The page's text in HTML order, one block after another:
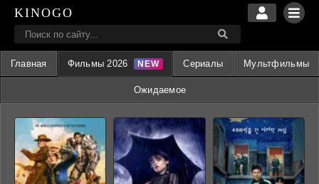
KINOGO
Главная Фильмы 2026 Сериалы Мультфильмы
Ожидаемое